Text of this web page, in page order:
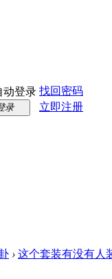
动登录 找回密码
录 立即注册
› 这个套装有没有人